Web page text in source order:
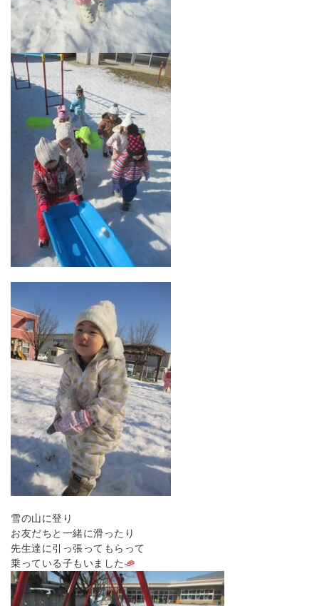
雪の山に登り
お友だちと一緒に滑ったり
先生達に引っ張ってもらって
乗っている子もいました